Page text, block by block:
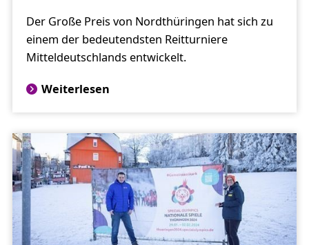
Der Große Preis von Nordthüringen hat sich zu
einem der bedeutendsten Reitturniere
Mitteldeutschlands entwickelt.
Weiterlesen